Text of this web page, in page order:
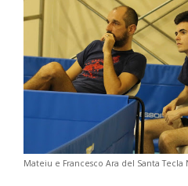
Mateiu e Francesco Ara del Santa Tecla